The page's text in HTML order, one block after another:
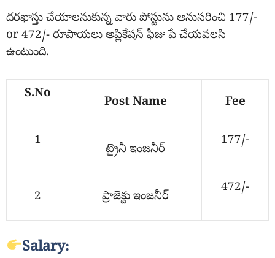
దరఖాస్తు చేయాలనుకున్న వారు పోస్టును అనుసరించి 177/-
or 472/- రూపాయలు అప్లికేషన్ ఫీజు పే చేయవలసి
ఉంటుంది.
S.No
Post Name Fee
1
ట్రైనీ ఇంజనీర్
177/-
2 ప్రాజెక్టు ఇంజనీర్
472/-
Salary: